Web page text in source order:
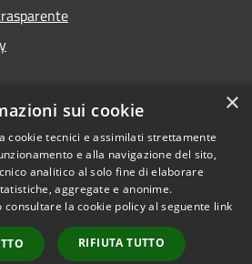
Copyright © 2026 • Comune di
San Teodoro • Powered by
Municipium•
Accesso
×
sui cookie
cookie tecnici e assimilati strettamente
e alla navigazione del sito,
analitico al solo fine di elaborare
aggregate e anonime.
la cookie policy al seguente link
RIFIUTA TUTTO